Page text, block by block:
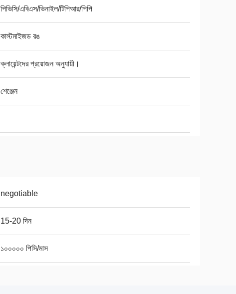
পিভিসি/এবিএস/ভিনাইল/টিপিআর/পিপি
কাস্টমাইজড রঙ
ক্লায়েন্টদের প্রয়োজন অনুযায়ী।
শেঞ্জেন
negotiable
15-20 দিন
১০০০০০ পিসি/মাস